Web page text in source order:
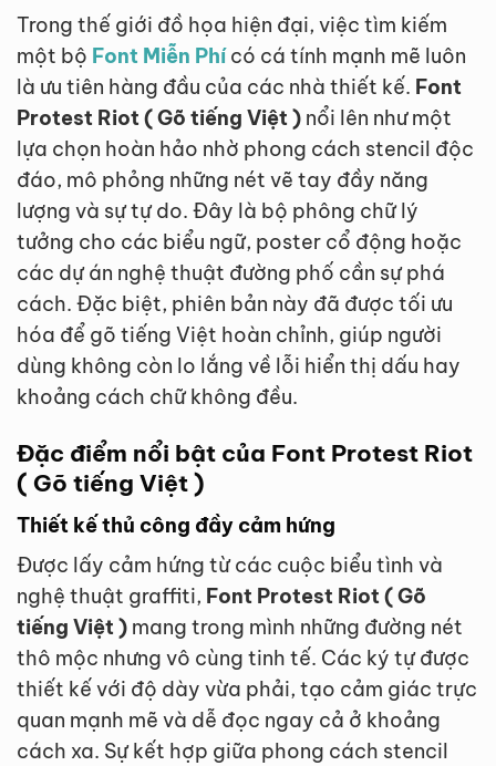
Trong thế giới đồ họa hiện đại, việc tìm kiếm
một bộ Font Miễn Phícó cá tính mạnh mẽ luôn
là ưu tiên hàng đầu của các nhà thiết kế. Font
Protest Riot ( Gõ tiếng Việt ) nổi lên như một
lựa chọn hoàn hảo nhờ phong cách stencil độc
đáo, mô phỏng những nét vẽ tay đầy năng
lượng và sự tự do. Đây là bộ phông chữ lý
tưởng cho các biểu ngữ, poster cổ động hoặc
các dự án nghệ thuật đường phố cần sự phá
cách. Đặc biệt, phiên bản này đã được tối ưu
hóa để gõ tiếng Việt hoàn chỉnh, giúp người
dùng không còn lo lắng về lỗi hiển thị dấu hay
khoảng cách chữ không đều.
Đặc điểm nổi bật của Font Protest Riot
( Gõ tiếng Việt )
Thiết kế thủ công đầy cảm hứng
Được lấy cảm hứng từ các cuộc biểu tình và
nghệ thuật graffiti, Font Protest Riot ( Gõ
tiếng Việt ) mang trong mình những đường nét
thô mộc nhưng vô cùng tinh tế. Các ký tự được
thiết kế với độ dày vừa phải, tạo cảm giác trực
quan mạnh mẽ và dễ đọc ngay cả ở khoảng
cách xa. Sự kết hợp giữa phong cách stencil